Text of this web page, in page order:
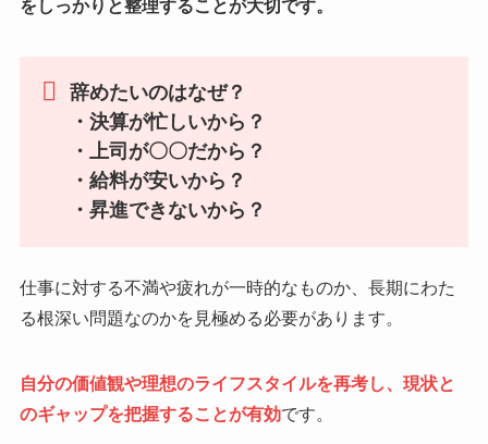
をしっかりと整理することが大切です。
辞めたいのはなぜ？
・決算が忙しいから？
・上司が〇〇だから？
・給料が安いから？
・昇進できないから？
仕事に対する不満や疲れが一時的なものか、長期にわた
る根深い問題なのかを見極める必要があります。
自分の価値観や理想のライフスタイルを再考し、現状と
のギャップを把握することが有効です。